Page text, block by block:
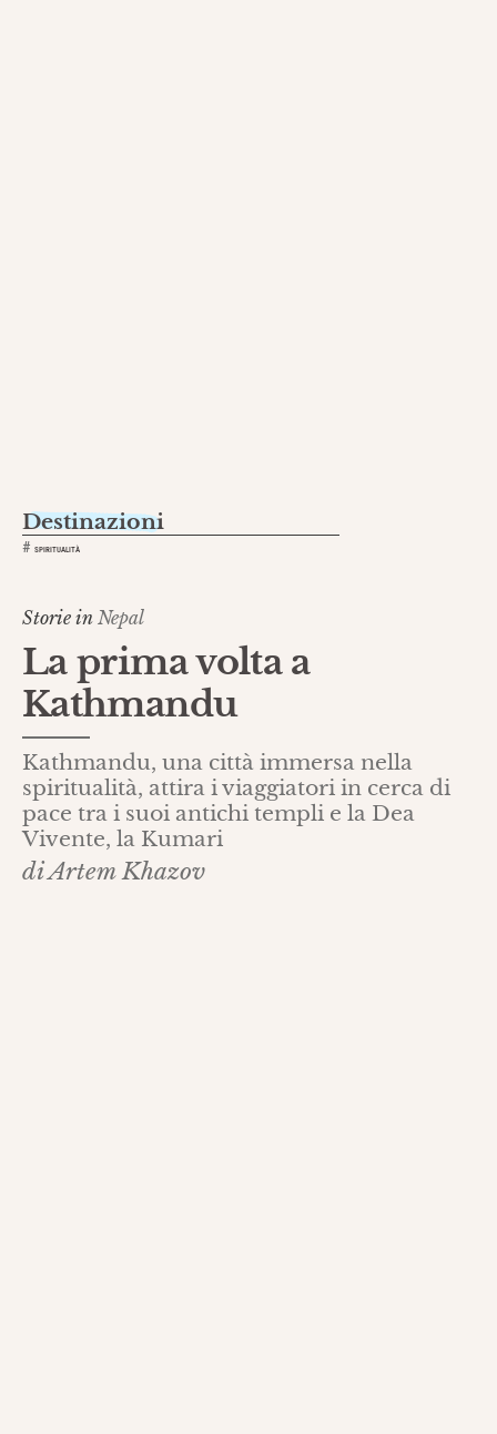
Destinazioni
# SPIRITUALITÀ
Storie in Nepal
La prima volta a
Kathmandu
Kathmandu, una città immersa nella
spiritualità, attira i viaggiatori in cerca di
pace tra i suoi antichi templi e la Dea
Vivente, la Kumari
di Artem Khazov